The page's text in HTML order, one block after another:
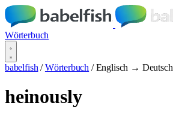
Wörterbuch
babelfish / Wörterbuch / Englisch → Deutsch
heinously